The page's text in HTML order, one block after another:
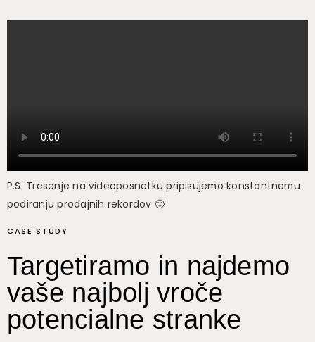
P.S. Tresenje na videoposnetku pripisujemo konstantnemu
podiranju prodajnih rekordov 🙂
CASE STUDY
Targetiramo in najdemo
vaše najbolj vroče
potencialne stranke